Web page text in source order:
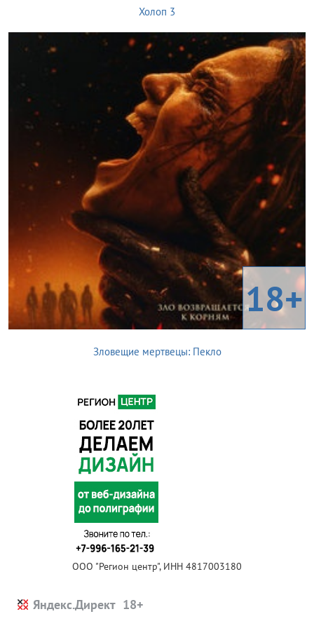
Холоп 3
18+
Зловещие мертвецы: Пекло
ООО "Регион центр", ИНН 4817003180
Яндекс.Директ